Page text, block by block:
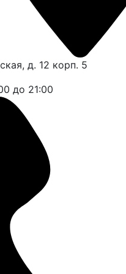
д. 12 корп. 5
до 21:00